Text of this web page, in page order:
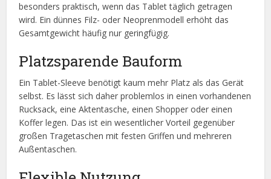
besonders praktisch, wenn das Tablet täglich getragen
wird. Ein dünnes Filz- oder Neoprenmodell erhöht das
Gesamtgewicht häufig nur geringfügig.
Platzsparende Bauform
Ein Tablet-Sleeve benötigt kaum mehr Platz als das Gerät
selbst. Es lässt sich daher problemlos in einen vorhandenen
Rucksack, eine Aktentasche, einen Shopper oder einen
Koffer legen. Das ist ein wesentlicher Vorteil gegenüber
großen Tragetaschen mit festen Griffen und mehreren
Außentaschen.